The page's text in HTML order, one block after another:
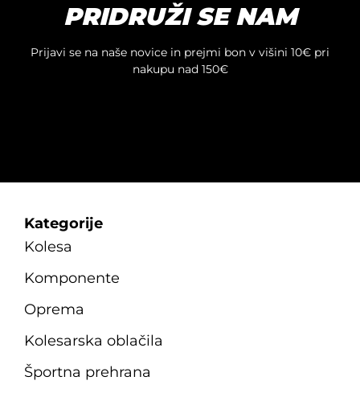
lahko
izberete
strani
PRIDRUŽI SE NAM
Prijavi se na naše novice in prejmi bon v višini 10€ pri
nakupu nad 150€
Kategorije
Kolesa
Komponente
Oprema
Kolesarska oblačila
Športna prehrana